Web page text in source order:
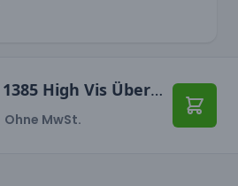
Blåkläder 1385 High Vis Überziehhose Level 1
Ohne MwSt. In